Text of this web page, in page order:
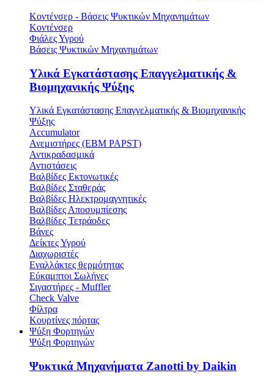
Κοντένσερ - Βάσεις Ψυκτικών Μηχανημάτων
Κοντένσερ
Φιάλες Υγρού
Βάσεις Ψυκτικών Μηχανημάτων
Υλικά Εγκατάστασης Επαγγελματικής &
Βιομηχανικής Ψύξης
Υλικά Εγκατάστασης Επαγγελματικής & Βιομηχανικής
Ψύξης
Accumulator
Ανεμιστήρες (ΕΒΜ PAPST)
Αντικραδασμικά
Αντιστάσεις
Βαλβίδες Εκτονωτικές
Βαλβίδες Σταθεράς
Βαλβίδες Ηλεκτρομαγνητικές
Βαλβίδες Αποσυμπίεσης
Βαλβίδες Τετράοδες
Βάνες
Δείκτες Υγρού
Διαχωριστές
Εναλλάκτες θερμότητας
Εύκαμπτοι Σωλήνες
Σιγαστήρες - Muffler
Check Valve
Φίλτρα
Κουρτίνες πόρτας
Ψύξη Φορτηγών
Ψύξη Φορτηγών
Ψυκτικά Μηχανήματα Zanotti by Daikin